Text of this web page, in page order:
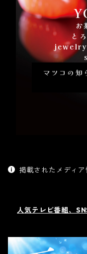
お
と
マツコの知
掲載されたメディア
人気テレビ番組、